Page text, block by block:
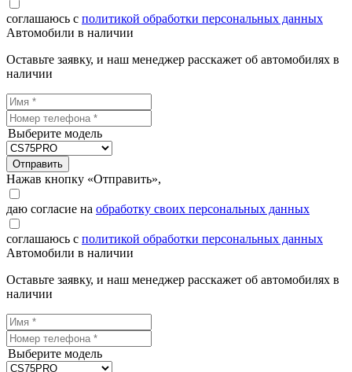
соглашаюсь с политикой обработки персональных данных
Автомобили в наличии
Оставьте заявку, и наш менеджер расскажет об автомобилях в
наличии
Выберите модель
Отправить
Нажав кнопку «Отправить»,
даю согласие на обработку своих персональных данных
соглашаюсь с политикой обработки персональных данных
Автомобили в наличии
Оставьте заявку, и наш менеджер расскажет об автомобилях в
наличии
Выберите модель